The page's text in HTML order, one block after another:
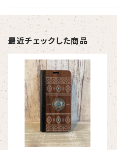
最近チェックした商品